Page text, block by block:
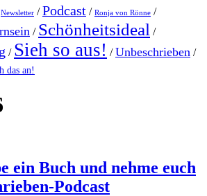
Newsletter /Podcast / Ronja von Rönne /
/ Schönheitsideal /
/ Sieh so aus! /Unbeschrieben /
das an!
ein Buch und nehme euch
Podcast